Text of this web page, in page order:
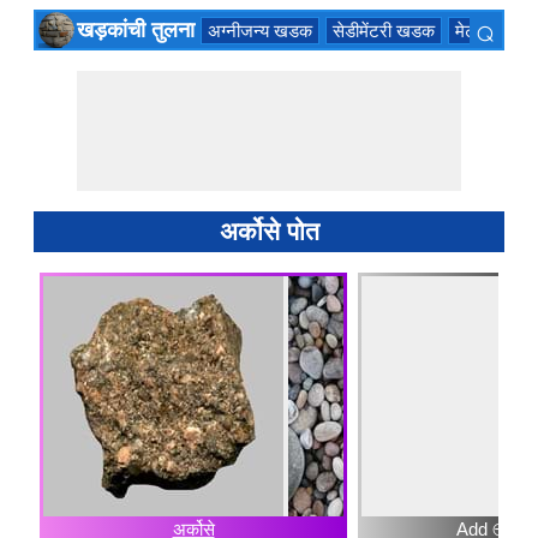
खड़कांची तुलना अग्नीजन्य खडक सेडीमेंटरी खडक मेटमॉर्फिक
⌕
अर्कोसे पोत
अर्कोसे Add ⊕